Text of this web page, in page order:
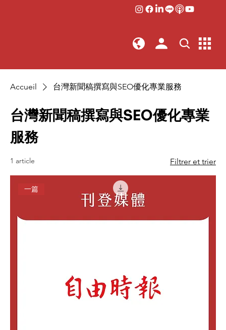
Accueil 台灣新聞稿撰寫與SEO優化專業服務
台灣新聞稿撰寫與SEO優化專業
服務
1 article Filtrer et trier
一篇